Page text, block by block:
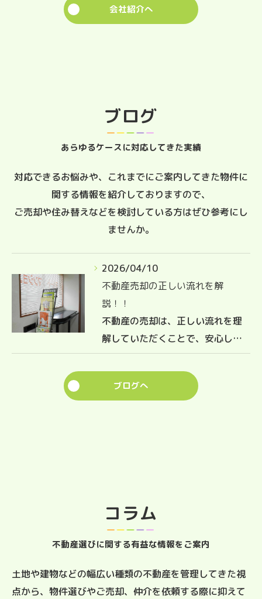
会社紹介へ
あらゆるケースに対応してきた実績
ブログ
対応できるお悩みや、これまでにご案内してきた物件に
関する情報を紹介しておりますので、
ご売却や住み替えなどを検討している方はぜひ参考にし
ませんか。
2026/04/10
不動産売却の正しい流れを解
説！！
不動産の売却は、正しい流れを理
解していただくことで、安心し…
ブログへ
不動産選びに関する有益な情報をご案内
コラム
土地や建物などの幅広い種類の不動産を管理してきた視
点から、物件選びやご売却、仲介を依頼する際に抑えて